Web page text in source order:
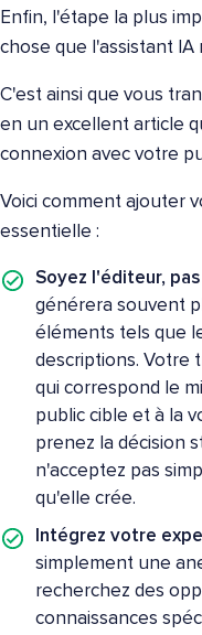
Enfin, l'étape la plus
chose que l'assistant IA
C'est ainsi que vous
en un excellent article
connexion avec votre
Voici comment ajouter
essentielle :
Soyez l'éditeur,
générera souvent
éléments tels que
descriptions. Votre
qui correspond le
public cible et à la
prenez la décision
n'acceptez pas
qu'elle crée.
Intégrez votre
simplement une
recherchez des
connaissances